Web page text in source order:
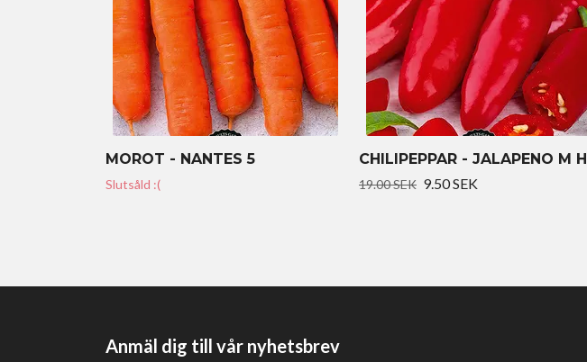
MOROT - NANTES 5
Slutsåld :(
CHILIPEPPAR - JALAPENO M H
19.00 SEK 9.50 SEK
Anmäl dig till vår nyhetsbrev